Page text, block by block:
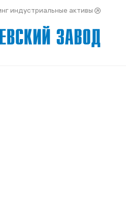
индустриальные активы